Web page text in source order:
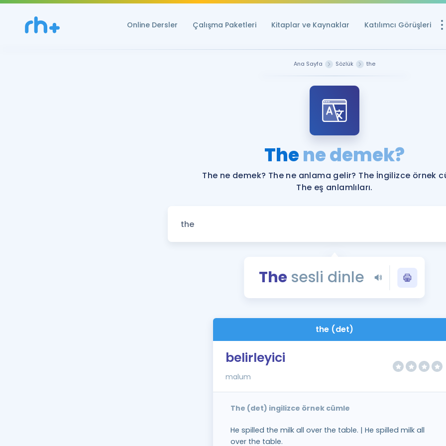
Online Dersler Çalışma Paketleri Kitaplar ve Kaynaklar Katılımcı Görüşleri
YDS ve YÖKDİL
YDS ve YÖKDİL'e
Tüm ÖSYM
Blog
YDS - YÖKDİL
İngilizce Gramer
Ana Sayfa Sözlük the
Thene demek?
The ne demek? The ne anlama gelir? The İngilizce örnek
The eş anlamlıları.
The sesli dinle
the (det)
belirleyici
malum
The (det) ingilizce örnek cümle
He spilled the milk all over the table. | He spilled milk all
over the table.